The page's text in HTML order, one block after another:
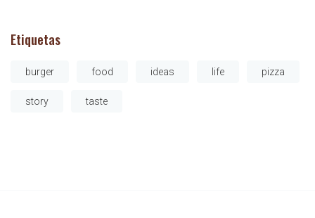
Etiquetas
burger food ideas life pizza
story taste